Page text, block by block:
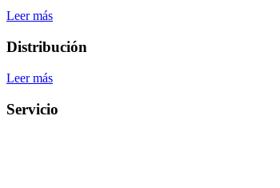
Leer más
Distribución
Leer más
Servicio